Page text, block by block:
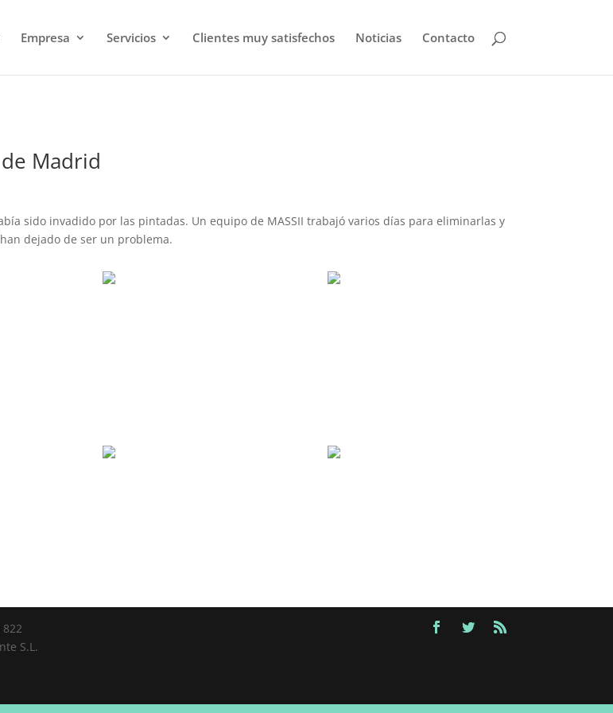
Empresa Servicios Clientes muy satisfechos Noticias Contacto
Madrid
sido invadido por las pintadas. Un equipo de MASSII trabajó varios días para eliminarlas y
dejado de ser un problema.
S.L.